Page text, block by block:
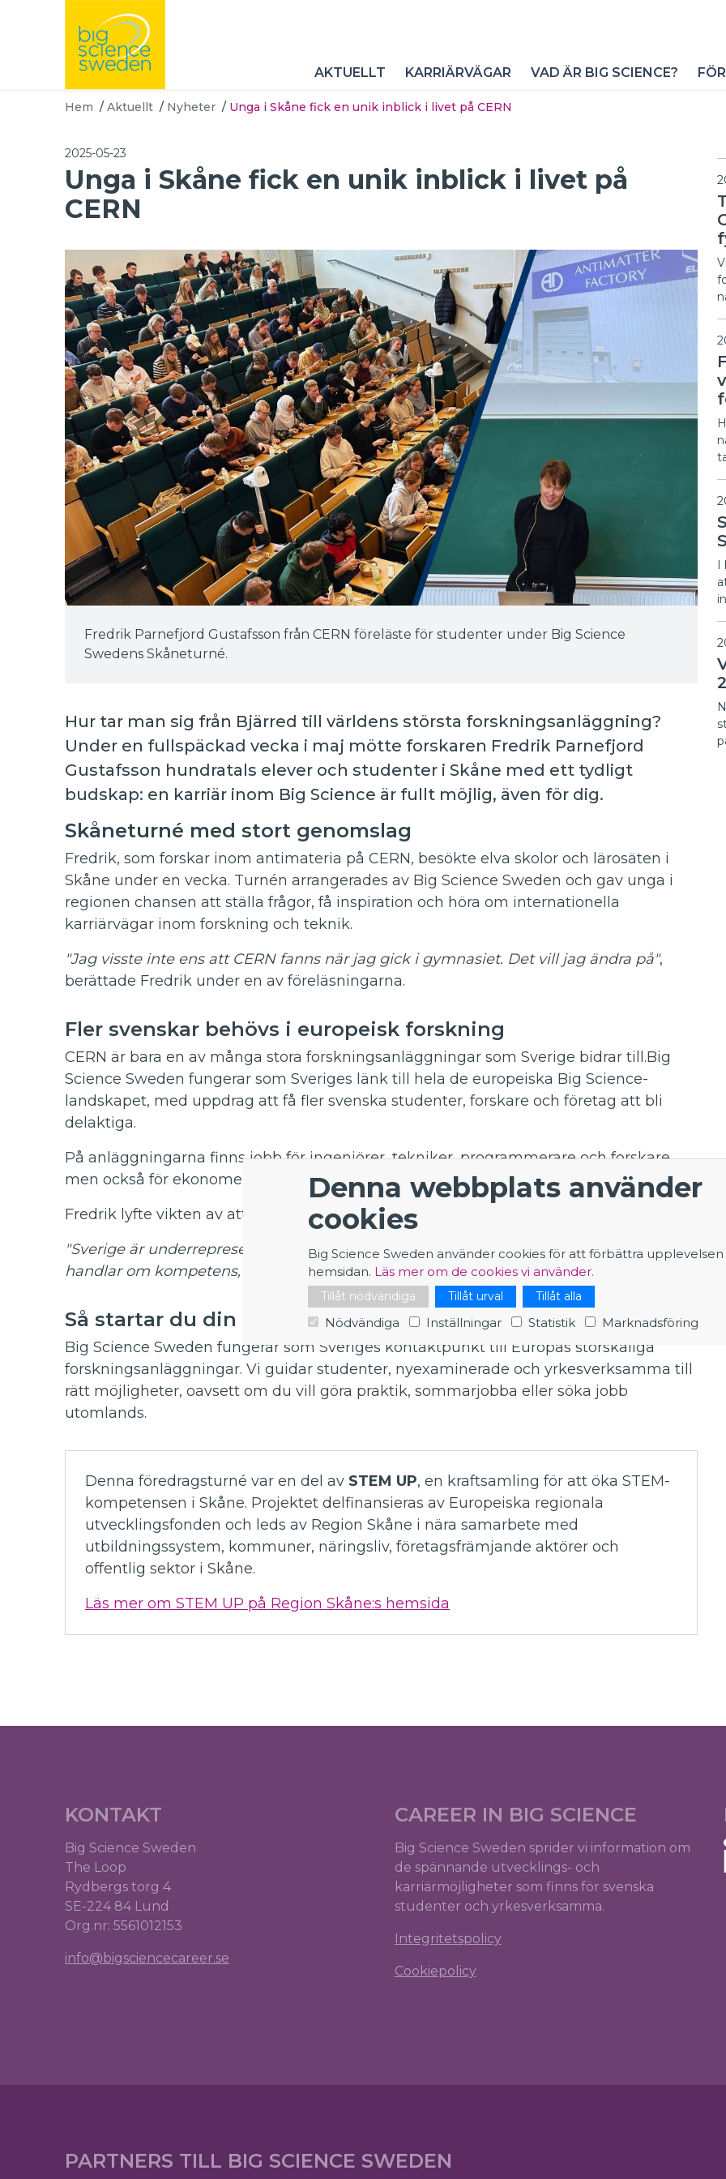
Denna webbplats använder
cookies
Big Science Sweden använder cookies för att förbättra upplevelsen
hemsidan. Läs mer om de cookies vi använder.
Tillåt nödvändiga Tillåt urval Tillåt alla
Nödvändiga Inställningar Statistik Marknadsföring
AKTUELLT KARRIÄRVÄGAR VAD ÄR BIG SCIENCE?
Hem / Aktuellt / Nyheter / Unga i Skåne fick en unik inblick i livet på CERN
2025-05-23
Unga i Skåne fick en unik inblick i livet på
CERN
Fredrik Parnefjord Gustafsson från CERN föreläste för studenter under Big Science
Swedens Skåneturné.
Hur tar man sig från Bjärred till världens största forskningsanläggning?
Under en fullspäckad vecka i maj mötte forskaren Fredrik Parnefjord
Gustafsson hundratals elever och studenter i Skåne med ett tydligt
budskap: en karriär inom Big Science är fullt möjlig, även för dig.
Skåneturné med stort genomslag
Fredrik, som forskar inom antimateria på CERN, besökte elva skolor och lärosäten i
Skåne under en vecka. Turnén arrangerades av Big Science Sweden och gav unga i
regionen chansen att ställa frågor, få inspiration och höra om internationella
karriärvägar inom forskning och teknik.
"Jag visste inte ens att CERN fanns när jag gick i gymnasiet. Det vill jag ändra på",
berättade Fredrik under en av föreläsningarna.
Fler svenskar behövs i europeisk forskning
CERN är bara en av många stora forskningsanläggningar som Sverige bidrar till.Big
Science Sweden fungerar som Sveriges länk till hela de europeiska Big Science-
landskapet, med uppdrag att få fler svenska studenter, forskare och företag att bli
delaktiga.
På anläggningarna finns jobb för ingenjörer, tekniker, programmerare och forskare,
men också för ekonomer, projektledare och kommunikatörer.
Fredrik lyfte vikten av att fler svenskar söker sig ut i Europa:
"Sverige är underrepresenterat på anläggningar som CERN. Det vill vi ändra på. Det
handlar om kompetens, innovation och framtidens samhällsutveckling."
Så startar du din egen resa
Big Science Sweden fungerar som Sveriges kontaktpunkt till Europas storskaliga
forskningsanläggningar. Vi guidar studenter, nyexaminerade och yrkesverksamma till
rätt möjligheter, oavsett om du vill göra praktik, sommarjobba eller söka jobb
utomlands.
Denna föredragsturné var en del av STEM UP, en kraftsamling för att öka STEM-
kompetensen i Skåne. Projektet delfinansieras av Europeiska regionala
utvecklingsfonden och leds av Region Skåne i nära samarbete med
utbildningssystem, kommuner, näringsliv, företagsfrämjande aktörer och
offentlig sektor i Skåne.
Läs mer om STEM UP på Region Skåne:s hemsida
I
KONTAKT
Big Science Sweden
The Loop
Rydbergs torg 4
SE-224 84 Lund
Org.nr: 5561012153
info@bigsciencecareer.se
CAREER IN BIG SCIENCE
Big Science Sweden sprider vi information om
de spännande utvecklings- och
karriärmöjligheter som finns för svenska
studenter och yrkesverksamma.
Integritetspolicy
Cookiepolicy
PARTNERS TILL BIG SCIENCE SWEDEN